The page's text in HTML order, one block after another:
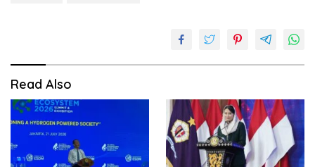
Read Also